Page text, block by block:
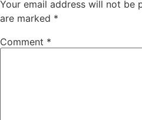
Your email address will not be
are marked *
Comment *